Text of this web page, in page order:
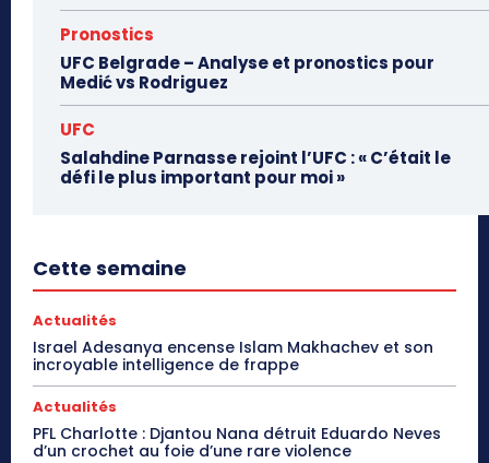
Pronostics
UFC Belgrade – Analyse et pronostics pour
Medić vs Rodriguez
UFC
Salahdine Parnasse rejoint l’UFC : « C’était le
défi le plus important pour moi »
Cette semaine
Actualités
Israel Adesanya encense Islam Makhachev et son
incroyable intelligence de frappe
Actualités
PFL Charlotte : Djantou Nana détruit Eduardo Neves
d’un crochet au foie d’une rare violence